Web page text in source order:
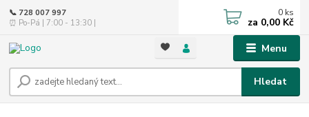
Menu
Hledat
📞 728 007 997
⏰ Po-Pá | 7:00 - 13:30 |
0 ks
za 0,00 Kč